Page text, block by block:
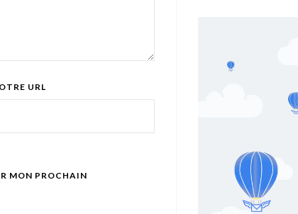
URL
MON PROCHAIN